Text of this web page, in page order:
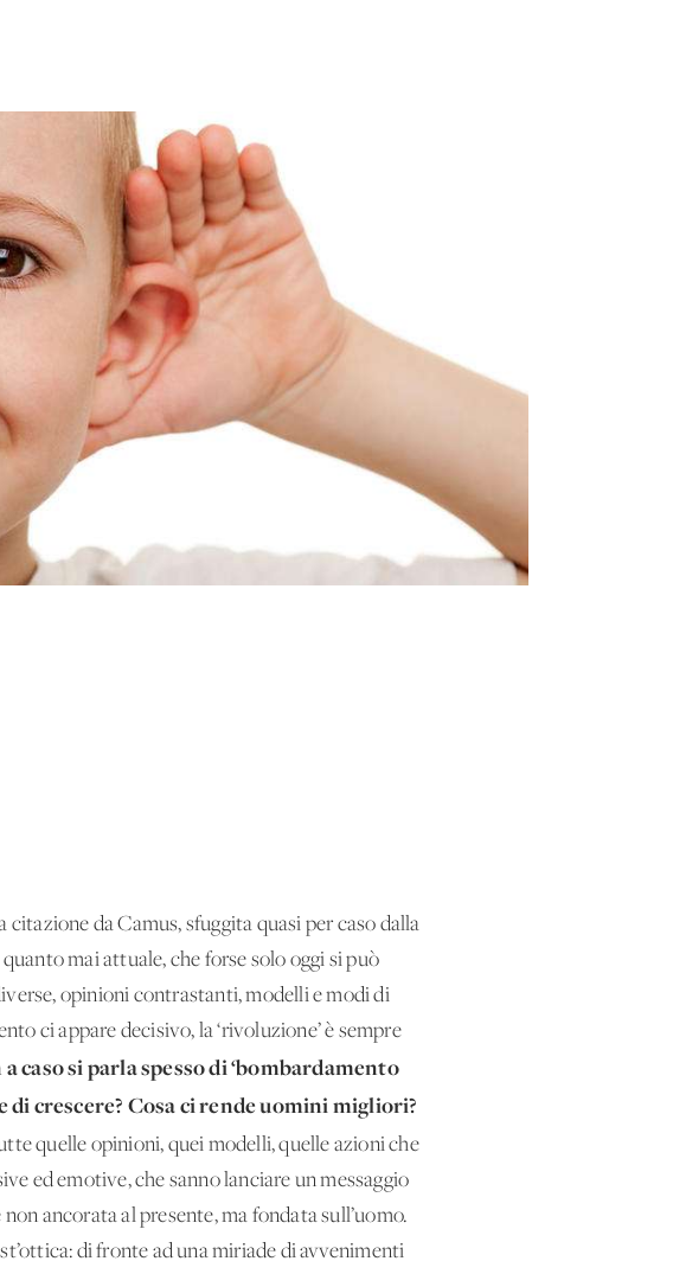
citazione da Camus, sfuggita quasi per caso dalla
mai attuale, che forse solo oggi si può
opinioni contrastanti, modelli e modi di
ci appare decisivo, la ‘rivoluzione’ è sempre
si parla spesso di ‘bombardamento
crescere? Cosa ci rende uomini migliori?
quelle opinioni, quei modelli, quelle azioni che
ed emotive, che sanno lanciare un messaggio
ancorata al presente, ma fondata sull’uomo.
di fronte ad una miriade di avvenimenti